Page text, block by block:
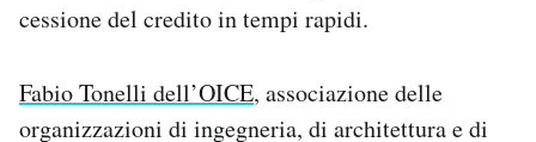
cessione del credito in tempi rapidi.
Fabio Tonelli dell’OICE, associazione delle
organizzazioni di ingegneria, di architettura e di